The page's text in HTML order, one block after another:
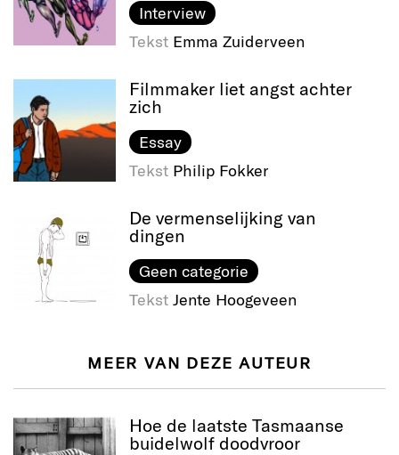
Interview
Tekst Emma Zuiderveen
Filmmaker liet angst achter
zich
Essay
Tekst Philip Fokker
De vermenselijking van
dingen
Geen categorie
Tekst Jente Hoogeveen
MEER VAN DEZE AUTEUR
Hoe de laatste Tasmaanse
buidelwolf doodvroor